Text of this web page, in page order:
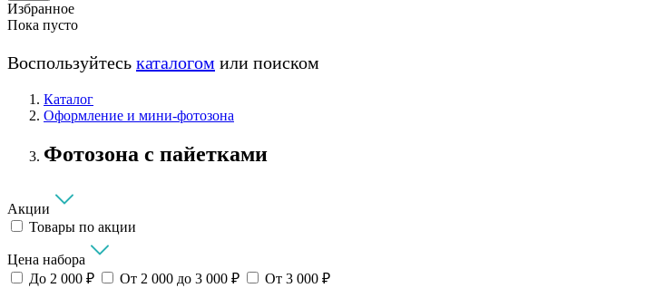
Избранное
Пока пусто
Воспользуйтесь каталогом или поиском
Каталог
Оформление и мини‑фотозона
Фотозона с пайетками
Акции
Товары по акции
Цена набора
До 2 000 ₽
От 2 000 до 3 000 ₽ От 3 000 ₽